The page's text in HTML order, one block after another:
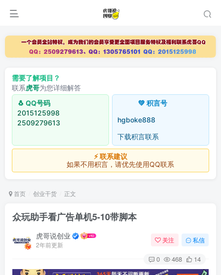
需要了解项目？
联系虎哥为您详细解答
🐧 QQ号码
2015125998
2509279613
💚 积言号
hgboke888
下载积言联系
⚡ 联系建议
如果不用积言，请优先使用QQ联系
首页 创业干货 正文
众玩助手看广告单机5-10带脚本
虎哥说创业
2年前更新
关注 私信
0 468 14